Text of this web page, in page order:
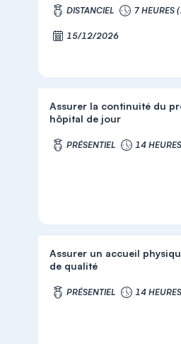
DISTANCIEL 7 HEURES
15/12/2026
Assurer la continuité du
hôpital de jour
PRÉSENTIEL 14
Assurer un accueil
de qualité
PRÉSENTIEL 14